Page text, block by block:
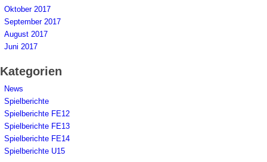
Oktober 2017
September 2017
August 2017
Juni 2017
Kategorien
News
Spielberichte
Spielberichte FE12
Spielberichte FE13
Spielberichte FE14
Spielberichte U15